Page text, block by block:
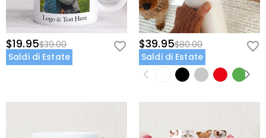
$19.95$39.00
Saldi di Estate
$39.95$80.00
Saldi di Estate